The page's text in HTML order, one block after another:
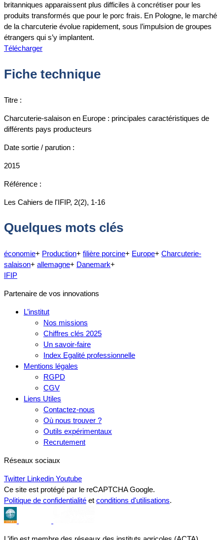
britanniques apparaissent plus difficiles à concrétiser pour les
produits transformés que pour le porc frais. En Pologne, le marché
de la charcuterie évolue rapidement, sous l’impulsion de groupes
étrangers qui s’y implantent.
Télécharger
Fiche technique
Titre :
Charcuterie-salaison en Europe : principales caractéristiques de
différents pays producteurs
Date sortie / parution :
2015
Référence :
Les Cahiers de l'IFIP, 2(2), 1-16
Quelques mots clés
économie+ Production+ filière porcine+ Europe+ Charcuterie-
salaison+ allemagne+ Danemark+
IFIP
Partenaire de vos innovations
L’institut
Nos missions
Chiffres clés 2025
Un savoir-faire
Index Egalité professionnelle
Mentions légales
RGPD
CGV
Liens Utiles
Contactez-nous
Où nous trouver ?
Outils expérimentaux
Recrutement
Réseaux sociaux
Twitter Linkedin Youtube
Ce site est protégé par le reCAPTCHA Google.
Politique de confidentialité et conditions d'utilisations.